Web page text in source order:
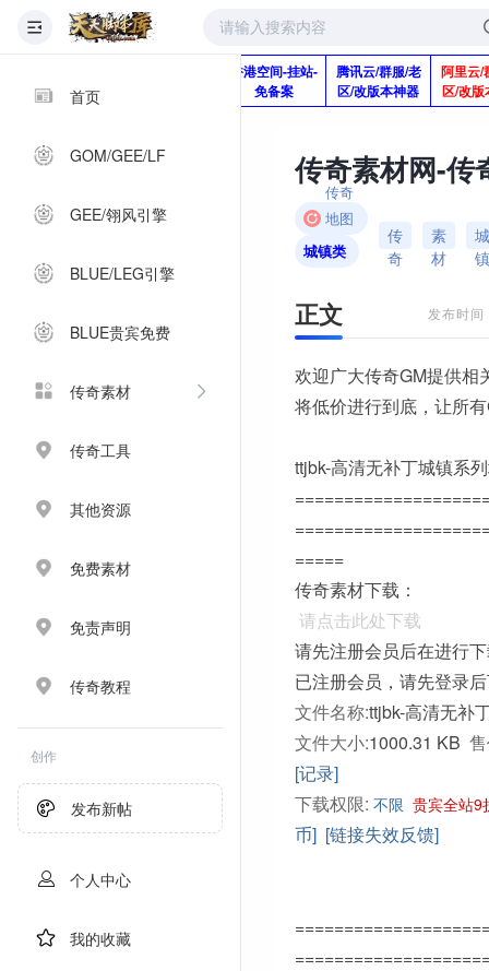
首页
GOM/GEE/LF
GEE/翎风引擎
BLUE/LEG引擎
BLUE贵宾免费
传奇素材
传奇工具
其他资源
免费素材
免责声明
传奇教程
创作
发布新帖
个人中心
我的收藏
Q920992345
香港空间-挂站-
免备案
腾讯云/群服/老
区/改版本神器
阿里云/
区/改版
传奇
地图
素材
城镇类
传
奇
素
材
城
镇
正文 发布时
欢迎广大传奇GM提供相
将低价进行到底，让所
ttjbk-高清无补丁城镇系
=====
传奇素材下载：
请点击此处下载
请先注册会员后在进行
已注册会员，请先登录
文件名称:ttjbk-高清无补
文件大小:1000.31 KB
[记录]
下载权限: 不限 贵宾全站9
币] [链接失效反馈]